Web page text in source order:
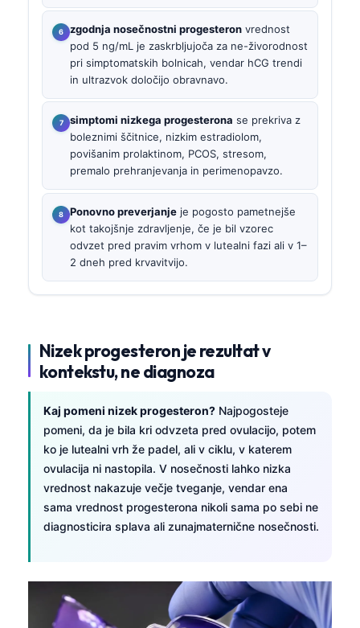
zgodnja nosečnostni progesteron vrednost
pod 5 ng/mL je zaskrbljujoča za ne-živorodnost
pri simptomatskih bolnicah, vendar hCG trendi
in ultrazvok določijo obravnavo.
simptomi nizkega progesterona se prekriva z
boleznimi ščitnice, nizkim estradiolom,
povišanim prolaktinom, PCOS, stresom,
premalo prehranjevanja in perimenopavzo.
Ponovno preverjanje je pogosto pametnejše
kot takojšnje zdravljenje, če je bil vzorec
odvzet pred pravim vrhom v lutealni fazi ali v 1–
2 dneh pred krvavitvijo.
Nizek progesteron je rezultat v
kontekstu, ne diagnoza
Kaj pomeni nizek progesteron? Najpogosteje
pomeni, da je bila kri odvzeta pred ovulacijo, potem
ko je lutealni vrh že padel, ali v ciklu, v katerem
ovulacija ni nastopila. V nosečnosti lahko nizka
vrednost nakazuje večje tveganje, vendar ena
sama vrednost progesterona nikoli sama po sebi ne
diagnosticira splava ali zunajmaternične nosečnosti.